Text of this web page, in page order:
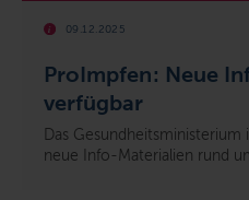
ProImpfen: Neue
verfügbar
09.12.2025
Das
neue Info-Materialien rund